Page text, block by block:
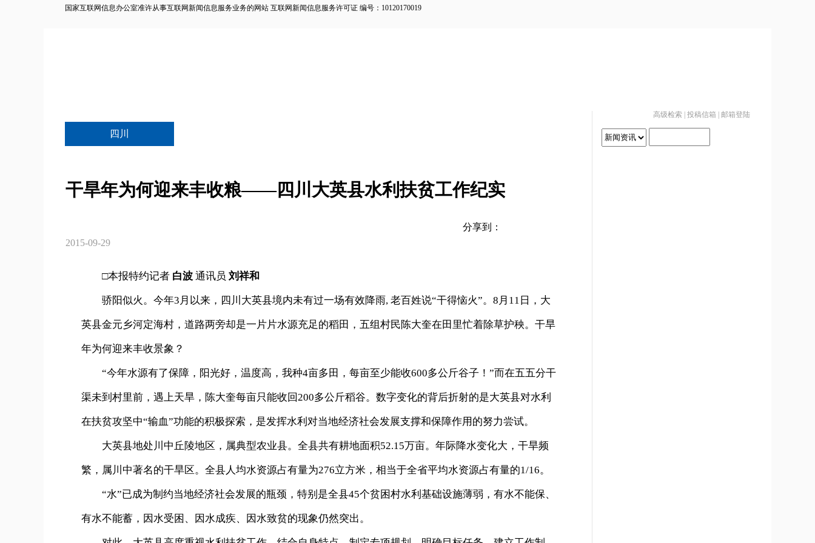
国家互联网信息办公室准许从事互联网新闻信息服务业务的网站 互联网新闻信息服务许可证 编号：10120170019
四川
高级检索 投稿信箱 邮箱登陆
干旱年为何迎来丰收粮——四川大英县水利扶贫工作纪实
分享到：
2015-09-29
□本报特约记者 白波 通讯员 刘祥和
骄阳似火。今年3月以来，四川大英县境内未有过一场有效降雨, 老百姓说“干得恼火”。8月11日，大
英县金元乡河定海村，道路两旁却是一片片水源充足的稻田，五组村民陈大奎在田里忙着除草护秧。干旱
年为何迎来丰收景象？
“今年水源有了保障，阳光好，温度高，我种4亩多田，每亩至少能收600多公斤谷子！”而在五五分干
渠未到村里前，遇上天旱，陈大奎每亩只能收回200多公斤稻谷。数字变化的背后折射的是大英县对水利
在扶贫攻坚中“输血”功能的积极探索，是发挥水利对当地经济社会发展支撑和保障作用的努力尝试。
大英县地处川中丘陵地区，属典型农业县。全县共有耕地面积52.15万亩。年际降水变化大，干旱频
繁，属川中著名的干旱区。全县人均水资源占有量为276立方米，相当于全省平均水资源占有量的1/16。
“水”已成为制约当地经济社会发展的瓶颈，特别是全县45个贫困村水利基础设施薄弱，有水不能保、
有水不能蓄，因水受困、因水成疾、因水致贫的现象仍然突出。